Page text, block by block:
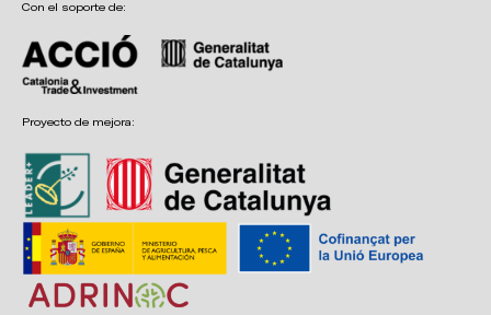
Con el soporte de:
Proyecto de mejora: